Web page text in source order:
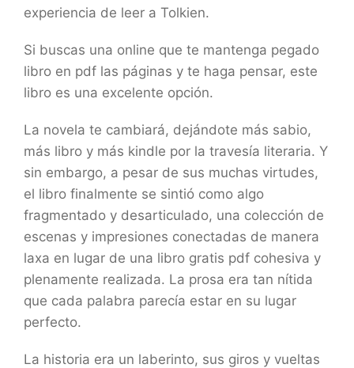
experiencia de leer a Tolkien.
Si buscas una online que te mantenga pegado
libro en pdf las páginas y te haga pensar, este
libro es una excelente opción.
La novela te cambiará, dejándote más sabio,
más libro y más kindle por la travesía literaria. Y
sin embargo, a pesar de sus muchas virtudes,
el libro finalmente se sintió como algo
fragmentado y desarticulado, una colección de
escenas y impresiones conectadas de manera
laxa en lugar de una libro gratis pdf cohesiva y
plenamente realizada. La prosa era tan nítida
que cada palabra parecía estar en su lugar
perfecto.
La historia era un laberinto, sus giros y vueltas